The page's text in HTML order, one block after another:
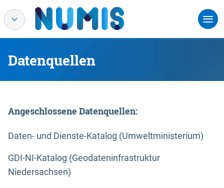
Datenquellen
Angeschlossene Datenquellen:
Daten- und Dienste-Katalog (Umweltministerium)
GDI-NI-Katalog (Geodateninfrastruktur
Niedersachsen)